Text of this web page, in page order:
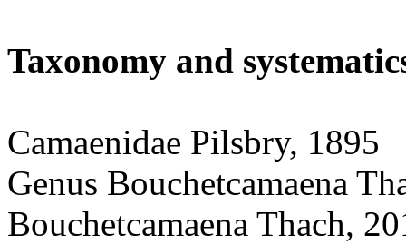
Taxonomy and
Camaenidae Pilsbry, 1895
Genus Bouchetcamaena
Bouchetcamaena Thach,